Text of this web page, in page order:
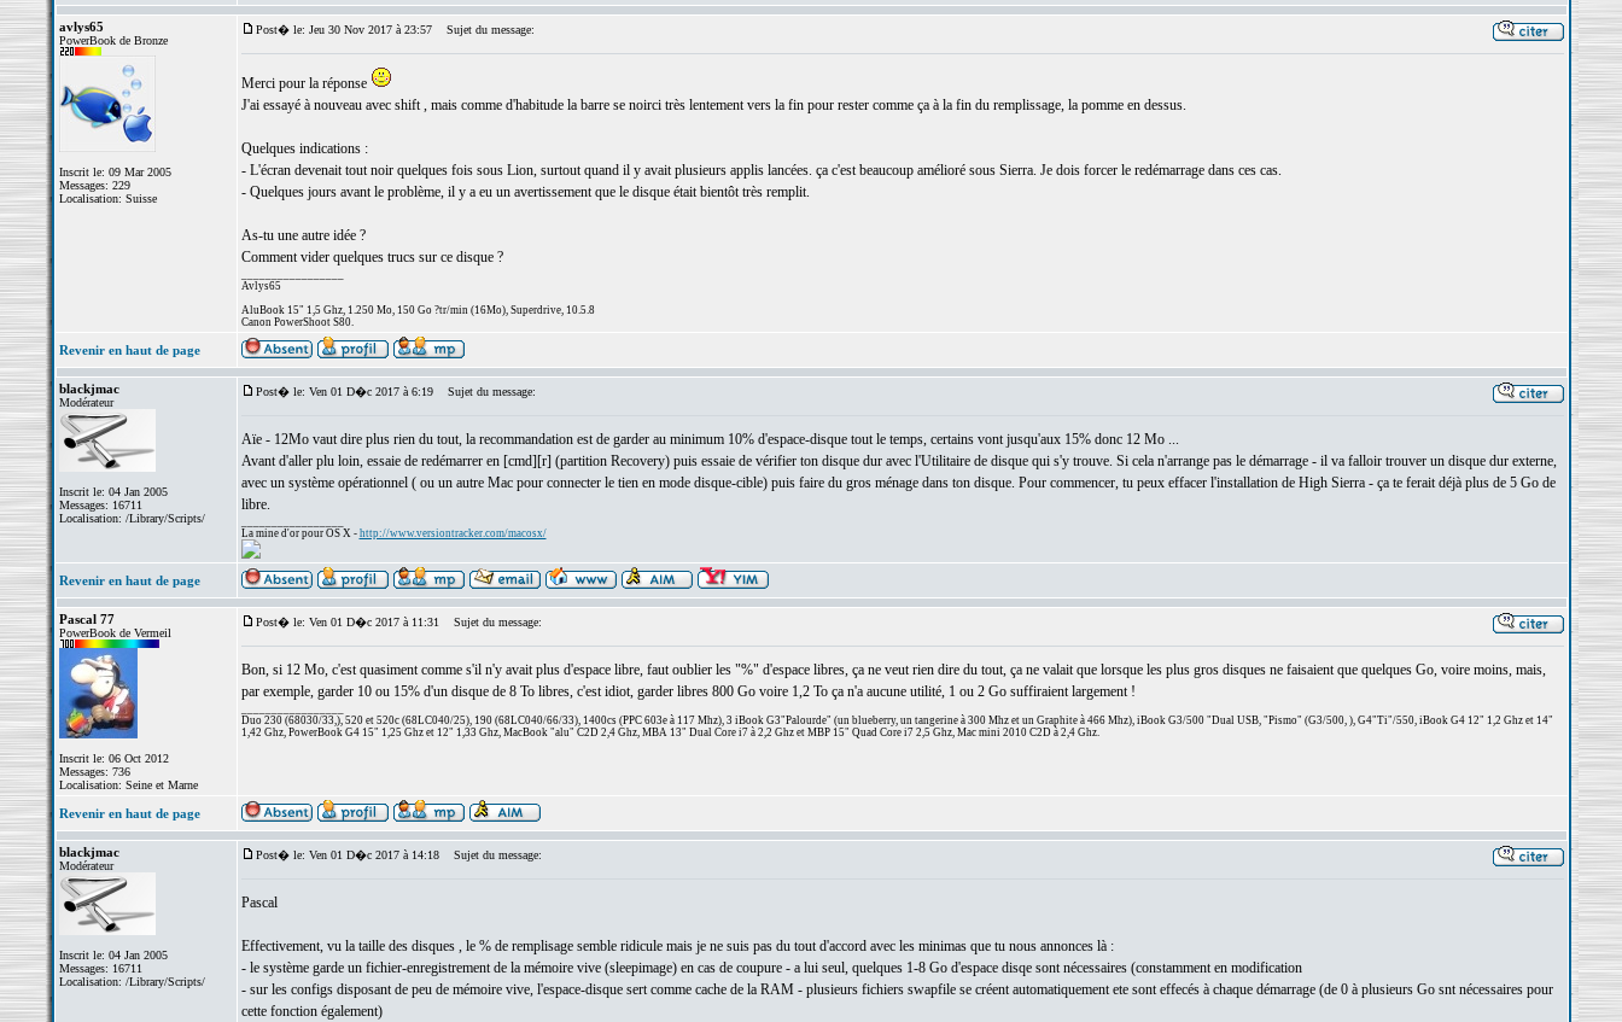
avlys65
PowerBook de Bronze
Inscrit le: 09 Mar 2005
Messages: 229
Localisation: Suisse
Post� le: Jeu 30 Nov 2017 à 23:57 Sujet du message:
Merci pour la réponse
J'ai essayé à nouveau avec shift , mais comme d'habitude la barre se noirci très lentement vers la fin pour rester comme ça à la fin du remplissage, la pomme en dessus.
Quelques indications :
- L'écran devenait tout noir quelques fois sous Lion, surtout quand il y avait plusieurs applis lancées. ça c'est beaucoup amélioré sous Sierra. Je dois forcer le redémarrage dans ces cas.
- Quelques jours avant le problème, il y a eu un avertissement que le disque était bientôt très remplit.
As-tu une autre idée ?
Comment vider quelques trucs sur ce disque ?
Avlys65
AluBook 15" 1,5 Ghz, 1.250 Mo, 150 Go ?tr/min (16Mo), Superdrive, 10.5.8
Canon PowerShoot S80.
Revenir en haut de page
blackjmac
Modérateur
Inscrit le: 04 Jan 2005
Messages: 16711
Localisation: /Library/Scripts/
Post� le: Ven 01 D�c 2017 à 6:19 Sujet du message:
Aïe - 12Mo vaut dire plus rien du tout, la recommandation est de garder au minimum 10% d'espace-disque tout le temps, certains vont jusqu'aux 15% donc 12 Mo ...
Avant d'aller plu loin, essaie de redémarrer en [cmd][r] (partition Recovery) puis essaie de vérifier ton disque dur avec l'Utilitaire de disque qui s'y trouve. Si cela n'arrange pas le démarrage - il va falloir trouver un disque dur externe,
avec un système opérationnel ( ou un autre Mac pour connecter le tien en mode disque-cible) puis faire du gros ménage dans ton disque. Pour commencer, tu peux effacer l'installation de High Sierra - ça te ferait déjà plus de 5 Go de
libre.
La mine d'or pour OS X - http://www.versiontracker.com/macosx/
Revenir en haut de page
Pascal 77
PowerBook de Vermeil
Inscrit le: 06 Oct 2012
Messages: 736
Localisation: Seine et Marne
Post� le: Ven 01 D�c 2017 à 11:31 Sujet du message:
Bon, si 12 Mo, c'est quasiment comme s'il n'y avait plus d'espace libre, faut oublier les "%" d'espace libres, ça ne veut rien dire du tout, ça ne valait que lorsque les plus gros disques ne faisaient que quelques Go, voire moins, mais,
par exemple, garder 10 ou 15% d'un disque de 8 To libres, c'est idiot, garder libres 800 Go voire 1,2 To ça n'a aucune utilité, 1 ou 2 Go suffiraient largement !
Duo 230 (68030/33,), 520 et 520c (68LC040/25), 190 (68LC040/66/33), 1400cs (PPC 603e à 117 Mhz), 3 iBook G3"Palourde" (un blueberry, un tangerine à 300 Mhz et un Graphite à 466 Mhz), iBook G3/500 "Dual USB, "Pismo" (G3/500, ), G4"Ti"/550, iBook G4 12" 1,2 Ghz et 14"
1,42 Ghz, PowerBook G4 15" 1,25 Ghz et 12" 1,33 Ghz, MacBook "alu" C2D 2,4 Ghz, MBA 13" Dual Core i7 à 2,2 Ghz et MBP 15" Quad Core i7 2,5 Ghz, Mac mini 2010 C2D à 2,4 Ghz.
Revenir en haut de page
blackjmac
Modérateur
Inscrit le: 04 Jan 2005
Messages: 16711
Localisation: /Library/Scripts/
Post� le: Ven 01 D�c 2017 à 14:18 Sujet du message:
Pascal
Effectivement, vu la taille des disques , le % de remplisage semble ridicule mais je ne suis pas du tout d'accord avec les minimas que tu nous annonces là :
- le système garde un fichier-enregistrement de la mémoire vive (sleepimage) en cas de coupure - a lui seul, quelques 1-8 Go d'espace disqe sont nécessaires (constamment en modification
- sur les configs disposant de peu de mémoire vive, l'espace-disque sert comme cache de la RAM - plusieurs fichiers swapfile se créent automatiquement ete sont effecés à chaque démarrage (de 0 à plusieurs Go snt nécessaires pour
cette fonction également)